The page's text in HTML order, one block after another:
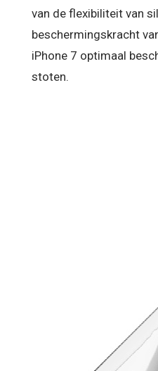
van de flexibiliteit van
beschermingskracht
iPhone 7 optimaal
stoten.